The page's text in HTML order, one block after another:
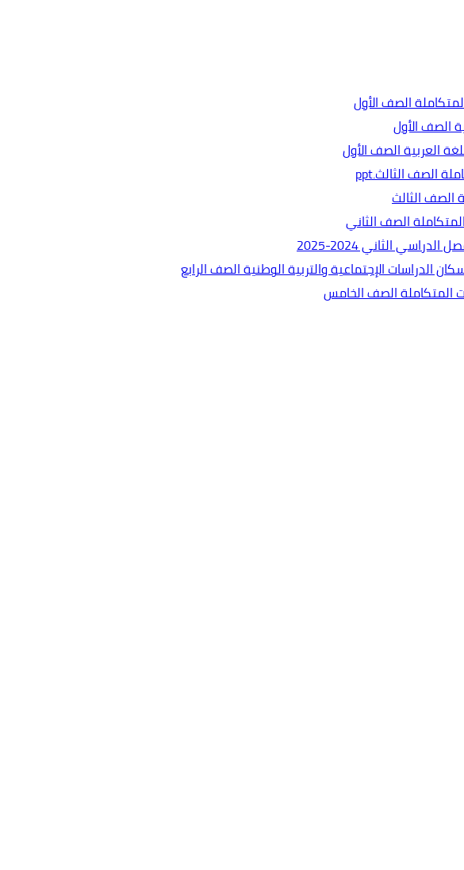
الصف الأول
العربية الصف الأول
الصف الثاني
الثاني 2024-2025
الدراسات الإجتماعية والتربية الوطنية الصف الرابع
المتكاملة الصف الخامس